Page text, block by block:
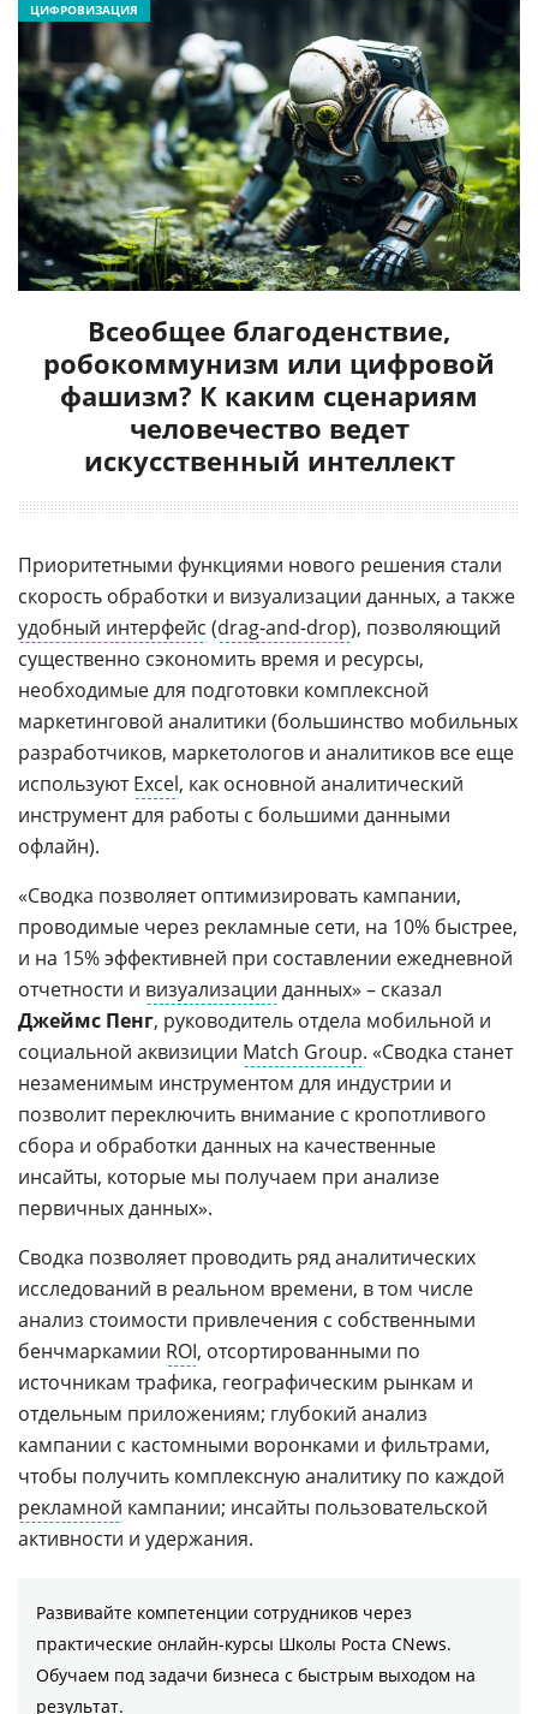
Всеобщее благоденствие,
робокоммунизм или цифровой
фашизм? К каким сценариям
человечество ведет
искусственный интеллект
ЦИФРОВИЗАЦИЯ
Приоритетными функциями нового решения стали
скорость обработки и визуализации данных, а также
удобный интерфейс (drag-and-drop), позволяющий
существенно сэкономить время и ресурсы,
необходимые для подготовки комплексной
маркетинговой аналитики (большинство мобильных
разработчиков, маркетологов и аналитиков все еще
используютExcel, как основной аналитический
инструмент для работы с большими данными
офлайн).
«Сводка позволяет оптимизировать кампании,
проводимые через рекламные сети, на 10% быстрее,
и на 15% эффективней при составлении ежедневной
отчетности и визуализации данных» – сказал
Джеймс Пенг, руководитель отдела мобильной и
социальной аквизиции Match Group. «Сводка станет
незаменимым инструментом для индустрии и
позволит переключить внимание с кропотливого
сбора и обработки данных на качественные
инсайты, которые мы получаем при анализе
первичных данных».
Сводка позволяет проводить ряд аналитических
исследований в реальном времени, в том числе
анализ стоимости привлечения с собственными
бенчмаркамии ROI, отсортированными по
источникам трафика, географическим рынкам и
отдельным приложениям; глубокий анализ
кампании с кастомными воронками и фильтрами,
чтобы получить комплексную аналитику по каждой
рекламной кампании; инсайты пользовательской
активности и удержания.
Развивайте компетенции сотрудников через
практические онлайн-курсы Школы Роста CNews.
Обучаем под задачи бизнеса с быстрым выходом на
результат.